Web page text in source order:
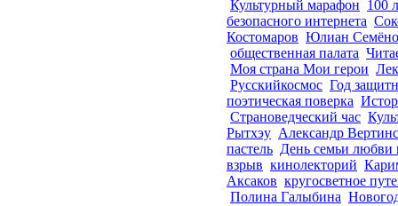
Культурный марафон 100
безопасного интернета
Костомаров Юлиан
общественная палата
Моя страна Мои герои
Русскийкосмос Год
поэтическая поверка
Страноведческий час
Рытхэу Александр
пастель День семьи любви
взрыв кинолекторий
Аксаков кругосветное
Полина Галыбина